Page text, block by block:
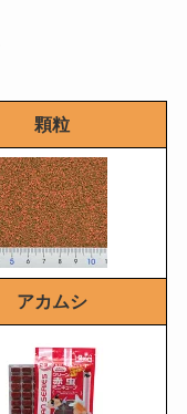
顆粒
アカムシ